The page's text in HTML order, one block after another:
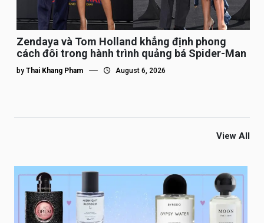
Zendaya và Tom Holland khẳng định phong
cách đôi trong hành trình quảng bá Spider-Man
by Thai Khang Pham August 6, 2026
View All